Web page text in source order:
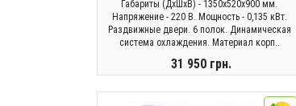
Габариты (ДхШхВ) - 1350х520х900 мм.
Напряжение - 220 В. Мощность - 0,135 кВт.
Раздвижные двери. 6 полок. Динамическая
система охлаждения. Материал корп..
31 950 грн.